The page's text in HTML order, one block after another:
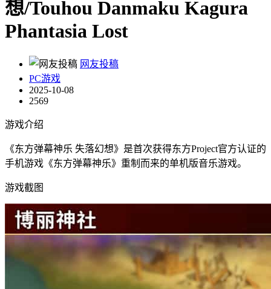
想/Touhou Danmaku Kagura
Phantasia Lost
网友投稿
PC游戏
2025-10-08
2569
游戏介绍
《东方弹幕神乐 失落幻想》是首次获得东方Project官方认证的
手机游戏《东方弹幕神乐》重制而来的单机版音乐游戏。
游戏截图